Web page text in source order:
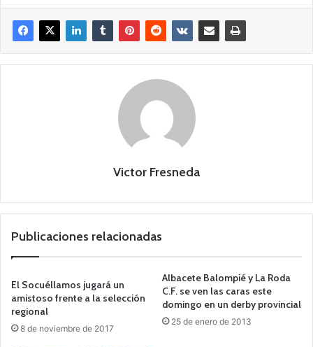
Victor Fresneda
Publicaciones relacionadas
El Socuéllamos jugará un
amistoso frente a la selección
regional
8 de noviembre de 2017
Albacete Balompié y La Roda
C.F. se ven las caras este
domingo en un derby provincial
25 de enero de 2013